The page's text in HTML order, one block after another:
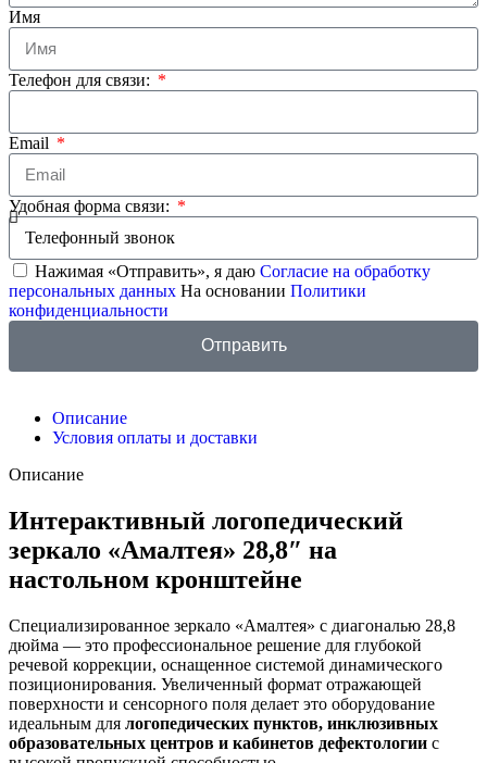
Имя
Телефон для связи:
Email
Удобная форма связи:
Нажимая «Отправить», я даю Согласие на обработку
персональных данных На основании Политики
конфиденциальности
Отправить
Описание
Условия оплаты и доставки
Описание
Интерактивный логопедический
зеркало «Амалтея» 28,8″ на
настольном кронштейне
Специализированное зеркало «Амалтея» с диагональю 28,8
дюйма — это профессиональное решение для глубокой
речевой коррекции, оснащенное системой динамического
позиционирования. Увеличенный формат отражающей
поверхности и сенсорного поля делает это оборудование
идеальным для логопедических пунктов, инклюзивных
образовательных центров и кабинетов дефектологии с